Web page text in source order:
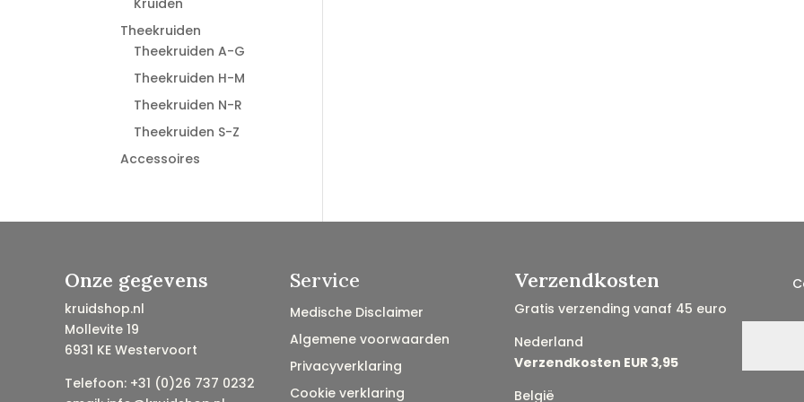
Kruiden
Theekruiden
Theekruiden A-G
Theekruiden H-M
Theekruiden N-R
Theekruiden S-Z
Accessoires
Onze gegevens
kruidshop.nl
Mollevite 19
6931 KE Westervoort
Telefoon: +31 (0)26 737 0232
Service
Medische Disclaimer
Algemene voorwaarden
Privacyverklaring
Cookie verklaring
Verzendkosten
Gratis verzending vanaf 45 euro
Nederland
Verzendkosten EUR 3,95
België